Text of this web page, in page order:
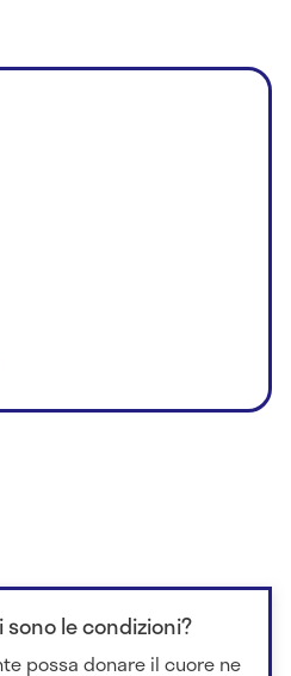
sono le condizioni?
possa donare il cuore ne